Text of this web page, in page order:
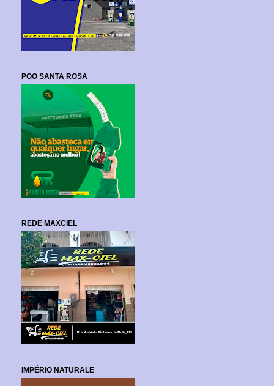
POO SANTA ROSA
REDE MAXCIEL
IMPÉRIO NATURALE